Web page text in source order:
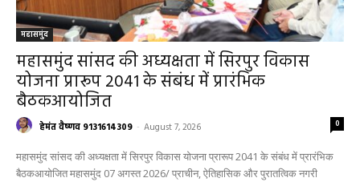
महासमुंद
महासमुंद सांसद की अध्यक्षता में सिरपुर विकास
योजना प्रारूप 2041 के संबंध में प्रारंभिक
बैठकआयोजित
हेमंत वैष्णव 9131614309 - August 7, 2026 0
महासमुंद सांसद की अध्यक्षता में सिरपुर विकास योजना प्रारूप 2041 के संबंध में प्रारंभिक
बैठकआयोजित महासमुंद 07 अगस्त 2026/ प्राचीन, ऐतिहासिक और पुरातत्विक नगरी